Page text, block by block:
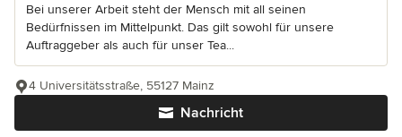
Bei unserer Arbeit steht der Mensch mit all seinen
Bedürfnissen im Mittelpunkt. Das gilt sowohl für unsere
Auftraggeber als auch für unser Tea...
Nachricht
4 Universitätsstraße, 55127 Mainz